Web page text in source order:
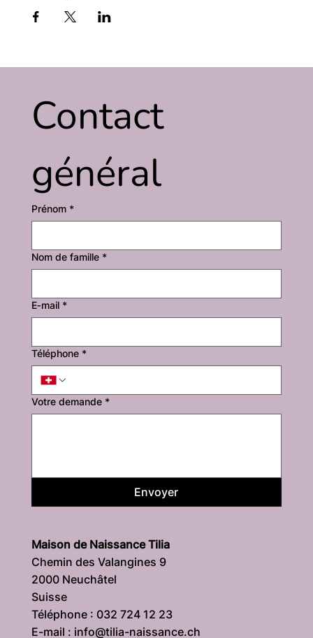
Contact
général
Prénom *
Nom de famille *
E‑mail *
Téléphone *
Votre demande *
Envoyer
Maison de Naissance Tilia
Chemin des Valangines 9
2000 Neuchâtel
Suisse
Téléphone : 032 724 12 23
E-mail : info@tilia-naissance.ch